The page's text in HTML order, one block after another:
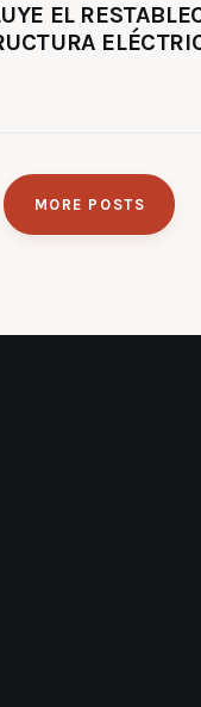
EL
MORE POSTS